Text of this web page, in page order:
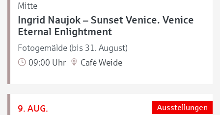
Mitte
Ingrid Naujok – Sunset Venice. Venice
Eternal Enlightment
Fotogemälde (bis 31. August)
09:00 Uhr
Café Weide
9. AUG. Ausstellungen